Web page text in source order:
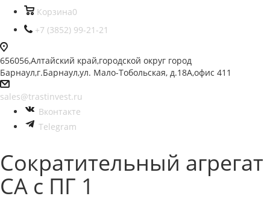
Корзина0
+7 (3852) 99-21-21
656056,Алтайский край,городской округ город
Барнаул,г.Барнаул,ул. Мало-Тобольская, д.18А,офис 411
sales@trastinvest.ru
Вконтакте
Telegram
Сократительный агрегат
СА с ПГ 1